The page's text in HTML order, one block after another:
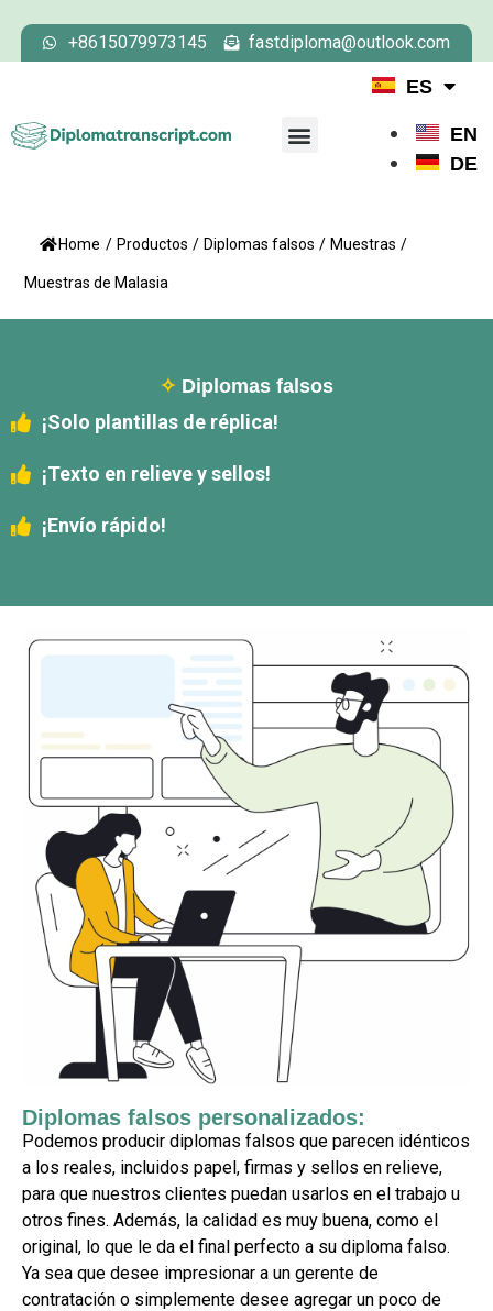
+8615079973145 fastdiploma@outlook.com
ES
EN
DE
Home / Productos / Diplomas falsos / Muestras /
Muestras de Malasia
✧ Diplomas falsos
¡Solo plantillas de réplica!
¡Texto en relieve y sellos!
¡Envío rápido!
Diplomas falsos personalizados:
Podemos producir diplomas falsos que parecen idénticos
a los reales, incluidos papel, firmas y sellos en relieve,
para que nuestros clientes puedan usarlos en el trabajo u
otros fines. Además, la calidad es muy buena, como el
original, lo que le da el final perfecto a su diploma falso.
Ya sea que desee impresionar a un gerente de
contratación o simplemente desee agregar un poco de